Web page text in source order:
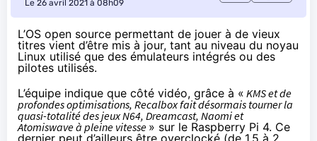
Le 26 avril 2021 à 08h09
L’OS open source permettant de jouer à de vieux
titres vient d’être mis à jour, tant au niveau du noyau
Linux utilisé que des émulateurs intégrés ou des
pilotes utilisés.
L’équipe indique que côté vidéo, grâce à « KMS et de
profondes optimisations, Recalbox fait désormais tourner la
quasi-totalité des jeux N64, Dreamcast, Naomi et
Atomiswave à pleine vitesse » sur le Raspberry Pi 4. Ce